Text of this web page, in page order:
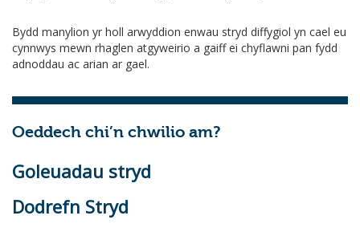
Bydd manylion yr holl arwyddion enwau stryd diffygiol yn cael eu
cynnwys mewn rhaglen atgyweirio a gaiff ei chyflawni pan fydd
adnoddau ac arian ar gael.
Oeddech chi’n chwilio am?
Goleuadau stryd
Dodrefn Stryd